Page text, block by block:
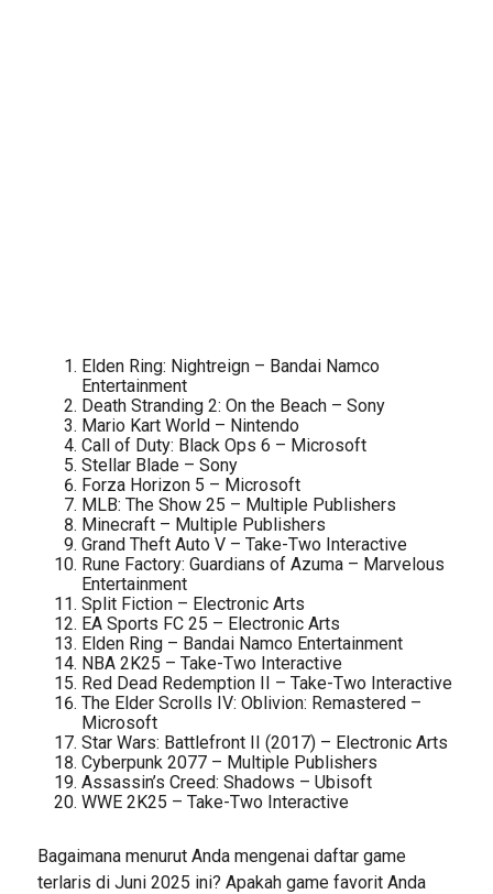
Elden Ring: Nightreign – Bandai Namco
Entertainment
Death Stranding 2: On the Beach – Sony
Mario Kart World – Nintendo
Call of Duty: Black Ops 6 – Microsoft
Stellar Blade – Sony
Forza Horizon 5 – Microsoft
MLB: The Show 25 – Multiple Publishers
Minecraft – Multiple Publishers
Grand Theft Auto V – Take-Two Interactive
Rune Factory: Guardians of Azuma – Marvelous
Entertainment
Split Fiction – Electronic Arts
EA Sports FC 25 – Electronic Arts
Elden Ring – Bandai Namco Entertainment
NBA 2K25 – Take-Two Interactive
Red Dead Redemption II – Take-Two Interactive
The Elder Scrolls IV: Oblivion: Remastered –
Microsoft
Star Wars: Battlefront II (2017) – Electronic Arts
Cyberpunk 2077 – Multiple Publishers
Assassin’s Creed: Shadows – Ubisoft
WWE 2K25 – Take-Two Interactive
Bagaimana menurut Anda mengenai daftar game
terlaris di Juni 2025 ini? Apakah game favorit Anda